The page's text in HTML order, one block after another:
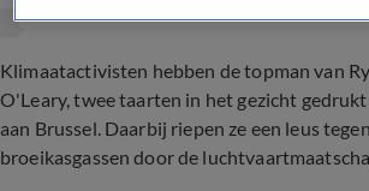
Klimaatactivisten hebben de topman van
O'Leary, twee taarten in het gezicht
aan Brussel. Daarbij riepen ze een leus
broeikasgassen door de